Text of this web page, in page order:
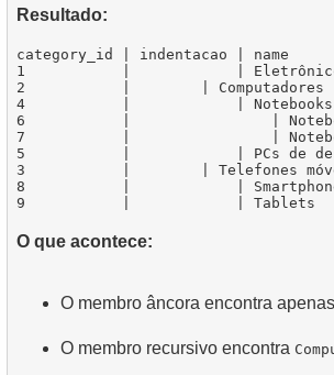
Resultado:
category_id | indentacao | name
1           |            |
2           |        | Computadores
4           |            | Notebooks
6           |                | Notebooks
7           |                | Notebooks
5           |            | PCs de
3           |        | Telefones
8           |            | Smartphones
O que acontece:
O membro âncora encontra apenas
O membro recursivo encontra